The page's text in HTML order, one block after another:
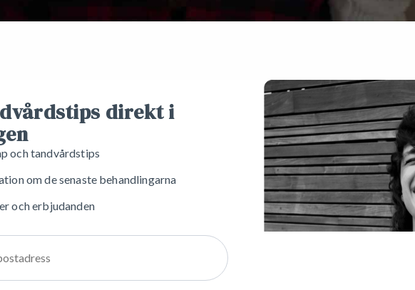
direkt i
och tandvårdstips
om de senaste behandlingarna
och erbjudanden